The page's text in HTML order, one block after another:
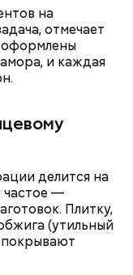
на
отмечает
оформлены
и каждая
делится на
частое —
Плитку,
(утильный